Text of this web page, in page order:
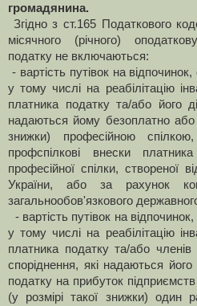
громадянина.
Згідно з ст.165 Податкового
місячного (річного)
податку не включаються:
- вартість путівок на
у тому числі на реабілітацію
платника податку та/або його
надаються йому безоплатно або
знижки) професійною
профспілкові внески
професійної спілки, створеної
України, або за рахунок
загальнообов'язкового
- вартість путівок на
у тому числі на реабілітацію
платника податку та/або членів
споріднення, які надаються
податку на прибуток
(у розмірі такої знижки) один